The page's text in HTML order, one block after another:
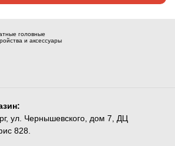
головные
и аксессуары
ул. Чернышевского, дом 7, ДЦ
828.